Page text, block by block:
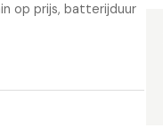
op prijs, batterijduur